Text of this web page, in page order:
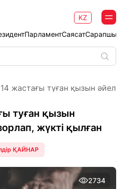
ПарламентСаясат
KZ
жастағы туған қызын
туған қызын
жүкті қылған
ҚАЙНАР
2734